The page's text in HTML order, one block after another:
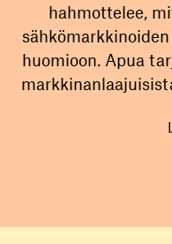
hahmottelee,
huomioon. Apua